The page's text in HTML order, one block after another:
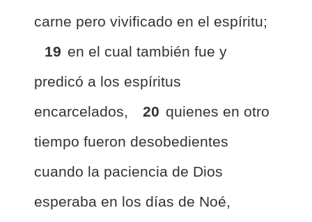
carne pero vivificado en el espíritu;
19 en el cual también fue y
predicó a los espíritus
encarcelados,
20 quienes en otro
tiempo fueron desobedientes
cuando la paciencia de Dios
esperaba en los días de Noé,